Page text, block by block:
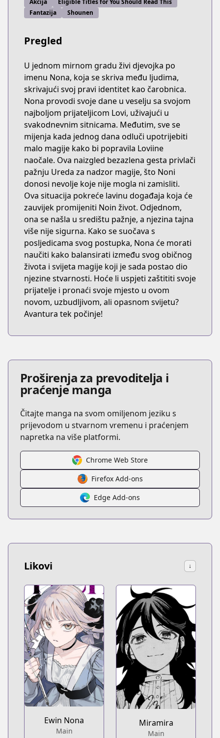
Akcija
Eligible Titles for You Should Read This
Fantazija
Shounen
Pregled
U jednom mirnom gradu živi djevojka po
imenu Nona, koja se skriva među ljudima,
skrivajući svoj pravi identitet kao čarobnica.
Nona provodi svoje dane u veselju sa svojom
najboljom prijateljicom Lovi, uživajući u
svakodnevnim sitnicama. Međutim, sve se
mijenja kada jednog dana odluči upotrijebiti
malo magije kako bi popravila Loviine
naočale. Ova naizgled bezazlena gesta privlači
pažnju Ureda za nadzor magije, što Noni
donosi nevolje koje nije mogla ni zamisliti.
Ova situacija pokreće lavinu događaja koja će
zauvijek promijeniti Noin život. Odjednom,
ona se našla u središtu pažnje, a njezina tajna
više nije sigurna. Kako se suočava s
posljedicama svog postupka, Nona će morati
naučiti kako balansirati između svog običnog
života i svijeta magije koji je sada postao dio
njezine stvarnosti. Hoće li uspjeti zaštititi svoje
prijatelje i pronaći svoje mjesto u ovom
novom, uzbudljivom, ali opasnom svijetu?
Avantura tek počinje!
Proširenja za prevoditelja i
praćenje manga
Čitajte manga na svom omiljenom jeziku s
prijevodom u stvarnom vremenu i praćenjem
napretka na više platformi.
Chrome Web Store
Firefox Add-ons
Edge Add-ons
Likovi ↓
Ewin Nona
Main
Miramira
Main